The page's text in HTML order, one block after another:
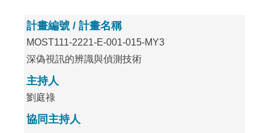
計畫編號 / 計畫名稱
MOST111-2221-E-001-015-MY3
深偽視訊的辨識與偵測技術
主持人
劉庭祿
協同主持人